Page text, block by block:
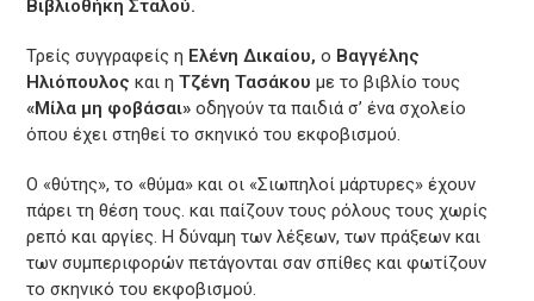
Βιβλιοθήκη Σταλού.
Τρείς συγγραφείς η Ελένη Δικαίου, ο Βαγγέλης
Ηλιόπουλος και ηΤζένη Τασάκου με το βιβλίο τους
«Μίλα μη φοβάσαι»οδηγούν τα παιδιά σ’ ένα σχολείο
όπου έχει στηθεί το σκηνικό του εκφοβισμού.
Ο «θύτης», το «θύμα» και οι «Σιωπηλοί μάρτυρες» έχουν
πάρει τη θέση τους. και παίζουν τους ρόλους τους χωρίς
ρεπό και αργίες. Η δύναμη των λέξεων, των πράξεων και
των συμπεριφορών πετάγονται σαν σπίθες και φωτίζουν
το σκηνικό του εκφοβισμού.